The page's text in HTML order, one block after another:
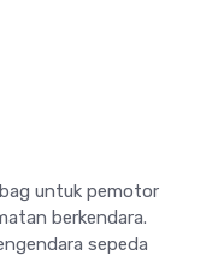
untuk pemotor
berkendara.
sepeda